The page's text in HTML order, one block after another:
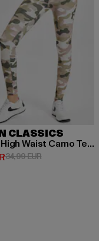
CLASSICS
Ladies High Waist Camo Tech
Preis: 17,15 EUR
34,99 EURAktionspreis: